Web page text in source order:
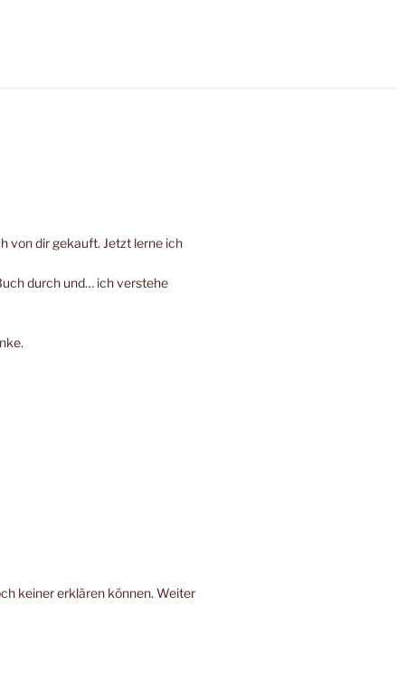
von dir gekauft. Jetzt lerne ich
durch und… ich verstehe
keiner erklären können. Weiter